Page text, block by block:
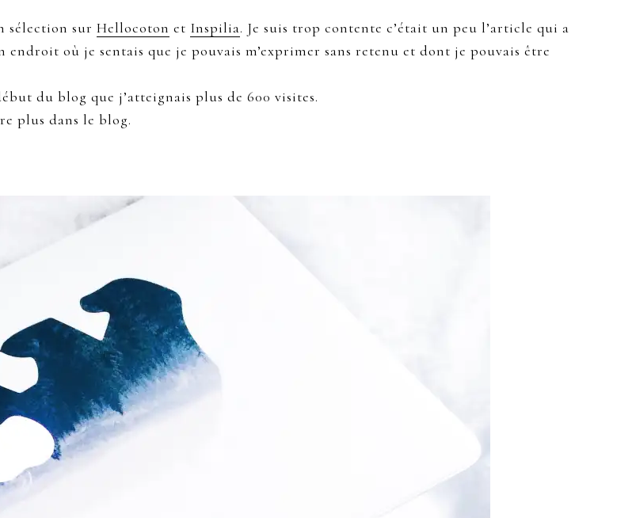
sélection sur Hellocoton et Inspilia. Je suis trop contente c’était un peu l’article qui a
où je sentais que je pouvais m’exprimer sans retenu et dont je pouvais être
du blog que j’atteignais plus de 600 visites.
plus dans le blog.